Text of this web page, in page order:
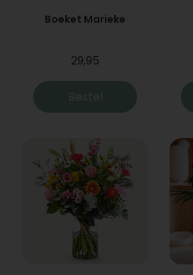
Boeket Marieke
29,95
Bestel